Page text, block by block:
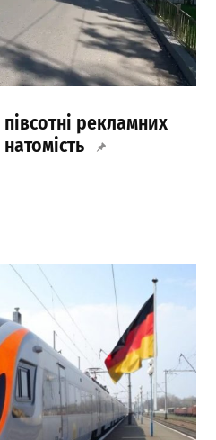
рекламних